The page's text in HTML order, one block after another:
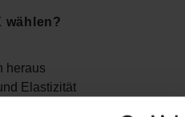
wählen?
heraus
Elastizität